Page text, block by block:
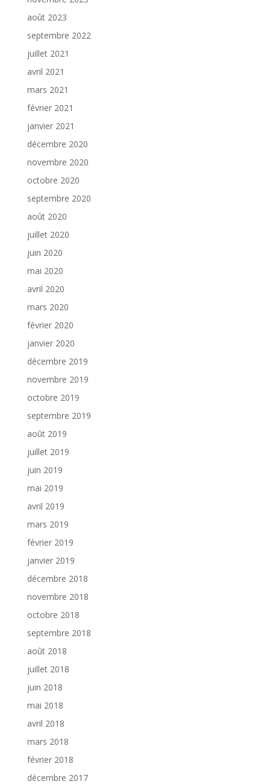
août 2023
septembre 2022
juillet 2021
avril 2021
mars 2021
février 2021
janvier 2021
décembre 2020
novembre 2020
octobre 2020
septembre 2020
août 2020
juillet 2020
juin 2020
mai 2020
avril 2020
mars 2020
février 2020
janvier 2020
décembre 2019
novembre 2019
octobre 2019
septembre 2019
août 2019
juillet 2019
juin 2019
mai 2019
avril 2019
mars 2019
février 2019
janvier 2019
décembre 2018
novembre 2018
octobre 2018
septembre 2018
août 2018
juillet 2018
juin 2018
mai 2018
avril 2018
mars 2018
février 2018
décembre 2017